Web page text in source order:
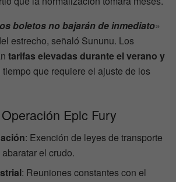
boletos no bajarán de inmediato»
estrecho, señaló Sununu. Los
tarifas elevadas durante el verano y
que requiere el ajuste de los
Epic Fury
: Exención de leyes de transporte
el crudo.
: Reuniones constantes con el